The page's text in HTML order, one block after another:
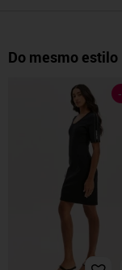
Do mesmo estilo
-